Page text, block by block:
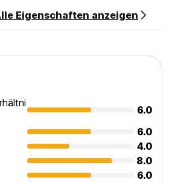
Eigenschaften anzeigen
6.0
6.0
4.0
8.0
6.0